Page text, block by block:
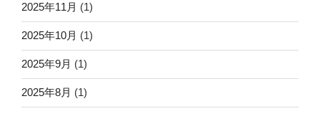
2025年11月 (1)
2025年10月 (1)
2025年9月 (1)
2025年8月 (1)